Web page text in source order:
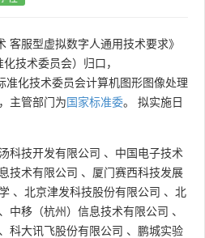
客服型虚拟数字人通用技术要求》
化技术委员会）归口，
准化技术委员会计算机图形图像处理
主管部门为国家标准委。 拟实施日
科技开发有限公司 、 中国电子技术
技术有限公司 、 厦门赛西科技发展
、 北京津发科技股份有限公司 、 北
、 中移（杭州）信息技术有限公司 、
、 科大讯飞股份有限公司 、 鹏城实验